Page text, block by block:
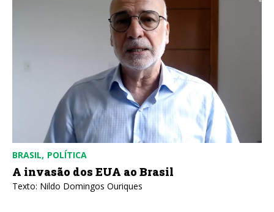
BRASIL POLÍTICA
A invasão dos EUA ao Brasil
Texto: Nildo Domingos Ouriques